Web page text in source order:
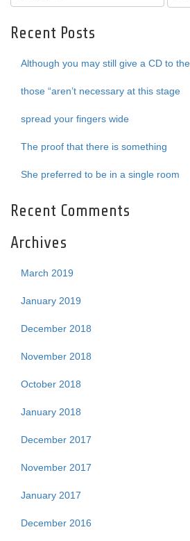
Recent Posts
Although you may still give a CD to
those “aren’t necessary at this stage
spread your fingers wide
The proof that there is something
She preferred to be in a single room
Recent Comments
Archives
March 2019
January 2019
December 2018
November 2018
October 2018
January 2018
December 2017
November 2017
January 2017
December 2016